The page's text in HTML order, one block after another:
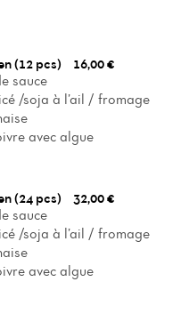
(12 pcs)
16,00 €
sauce
/soja à l’ail / fromage
avec algue
(24 pcs)
32,00 €
sauce
/soja à l’ail / fromage
avec algue